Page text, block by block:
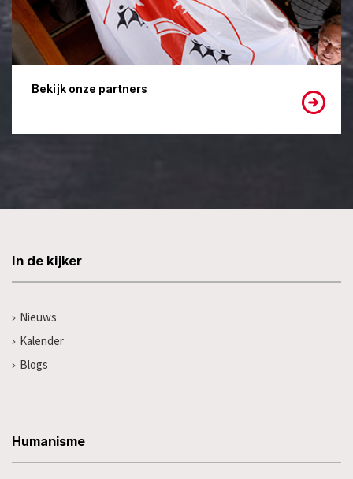
Bekijk onze partners
In de kijker
Nieuws
Kalender
Blogs
Humanisme